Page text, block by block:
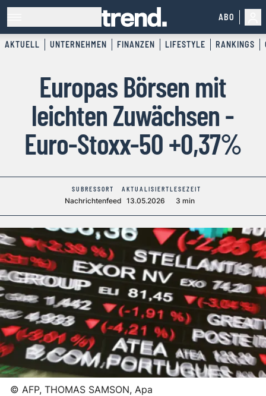
ABO
AKTUELL UNTERNEHMEN FINANZEN LIFESTYLE RANKINGS
Europas Börsen mit
leichten Zuwächsen -
Euro-Stoxx-50 +0,37%
SUBRESSORT
Nachrichtenfeed
AKTUALISIERT
13.05.2026
LESEZEIT
3 min
© AFP, THOMAS SAMSON, Apa